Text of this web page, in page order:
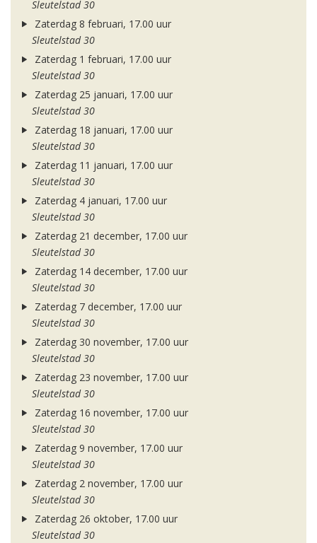
Sleutelstad 30
Zaterdag 8 februari, 17.00 uur
Sleutelstad 30
Zaterdag 1 februari, 17.00 uur
Sleutelstad 30
Zaterdag 25 januari, 17.00 uur
Sleutelstad 30
Zaterdag 18 januari, 17.00 uur
Sleutelstad 30
Zaterdag 11 januari, 17.00 uur
Sleutelstad 30
Zaterdag 4 januari, 17.00 uur
Sleutelstad 30
Zaterdag 21 december, 17.00 uur
Sleutelstad 30
Zaterdag 14 december, 17.00 uur
Sleutelstad 30
Zaterdag 7 december, 17.00 uur
Sleutelstad 30
Zaterdag 30 november, 17.00 uur
Sleutelstad 30
Zaterdag 23 november, 17.00 uur
Sleutelstad 30
Zaterdag 16 november, 17.00 uur
Sleutelstad 30
Zaterdag 9 november, 17.00 uur
Sleutelstad 30
Zaterdag 2 november, 17.00 uur
Sleutelstad 30
Zaterdag 26 oktober, 17.00 uur
Sleutelstad 30